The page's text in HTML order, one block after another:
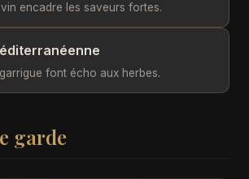
vin encadre les saveurs fortes.
garrigue font écho aux herbes.
garde